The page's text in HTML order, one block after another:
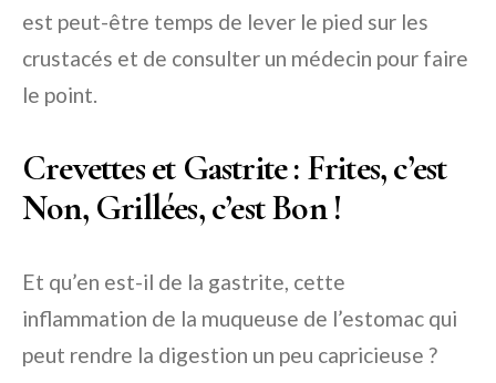
est peut-être temps de lever le pied sur les
crustacés et de consulter un médecin pour faire
le point.
Crevettes et Gastrite : Frites, c’est
Non, Grillées, c’est Bon !
Et qu’en est-il de la gastrite, cette
inflammation de la muqueuse de l’estomac qui
peut rendre la digestion un peu capricieuse ?